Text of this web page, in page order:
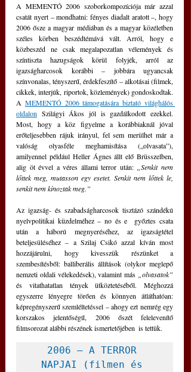
A MEMENTÓ 2006 szoborkompozíciója már azzal
csatát nyert – mondhatni: fényes diadalt aratott –, hogy
2006 ősze a magyar médiában és a magyar közéletben
széles körben beszédtémává vált. Arról, hogy e
közbeszéd ne csak megalapozatlan vélemények és
színtiszta hazugságok körül folyjék, arról az
igazságharcosok korábbi – jobbára ugyancsak
színvonalas, tényszerű, érdekfeszítő – alkotásai (filmek,
cikkek, interjúk, riportok, közlemények) gondoskodtak.
A MEMENTÓ 2006 támogatására biztató világhálós
oldalon Szilágyi Ákos jól is gazdálkodott ezekkel.
Most, hogy a köz figyelme a korábbiaknál jóval
erőteljesebben rájuk irányul, fel sem merülhet már a
valóság olyasféle meghamisítása („olvasata”),
amilyennel például Heller Ágnes állt elő Brüsszelben,
alig öt évvel a véres állami terror után: „Senkit nem
lőttek meg, mutasson egy esetet. Senkit nem lőttek le,
senkit nem kínoztak meg.”
Az igazság- és szabadságharcosok tisztázó szándékú
nyelvpolitikai küzdelméhez – no és e  győztes csata
után a háború megnyeréséhez, az igazságtétel
beteljesüléséhez – a Szilaj Csikó azzal kíván most
hozzájárulni, hogy kivesszük részünket a
szembesítésből: balliberális állítások (olykor meglepő
nemzeti oldali vélekedések), valamint más
„olvasatok”
és vitathatatlan tények ütköztetéséből. Méghozzá
egyszerre lényegre törően és könnyen átláthatóan:
képregényszerű szemléltetéssel – ahogy ezt nemrég egy
korszakos jelentőségű, 2006 őszét felelevenítő
filmsorozat alábbi részének ismertetőjében  is tettük.
2006 – A TERROR
NAPJAI (filmen és